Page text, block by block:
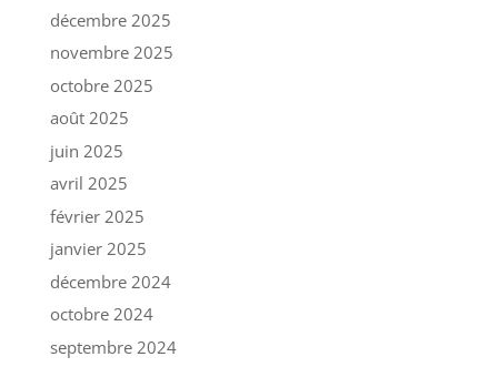
décembre 2025
novembre 2025
octobre 2025
août 2025
juin 2025
avril 2025
février 2025
janvier 2025
décembre 2024
octobre 2024
septembre 2024